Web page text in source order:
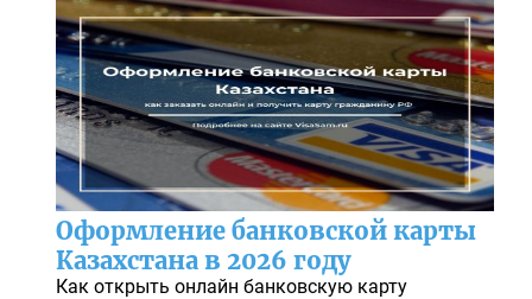
Оформление банковской карты
Казахстана в 2026 году
Как открыть онлайн банковскую карту